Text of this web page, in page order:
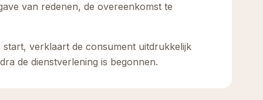
van redenen, de overeenkomst te
verklaart de consument uitdrukkelijk
de dienstverlening is begonnen.